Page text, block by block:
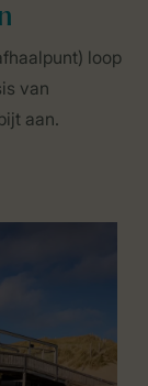
loop
van
aan.